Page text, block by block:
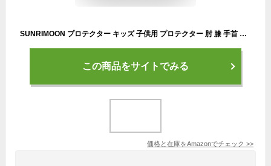
SUNRIMOON プロテクター キッズ 子供用 プロテクター 肘 膝 手首 自転車 スケボー保護 収納袋付き スケートボード用 6個安全保護装備セット (カーキ色, S（3－6才）)
この商品をサイトでみる
価格と在庫をAmazonでチェック >>